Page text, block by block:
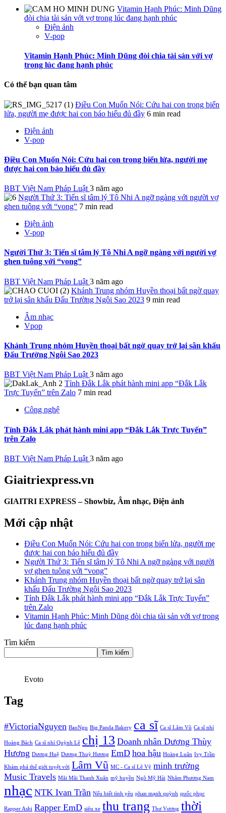
Vitamin Hạnh Phúc: Minh Dũng
đòi chia tài sản với vợ trong lúc đang hạnh phúc
Điện ảnh
V-pop
Vitamin Hạnh Phúc: Minh Dũng đòi chia tài sản với vợ
trong lúc đang hạnh phúc
Có thể bạn quan tâm
Điều Con Muốn Nói: Cứu hai con trong biển
lửa, người mẹ được hai con báo hiếu đủ đầy 6 min read
Điện ảnh
V-pop
Điều Con Muốn Nói: Cứu hai con trong biển lửa, người mẹ
được hai con báo hiếu đủ đầy
BBT Việt Nam Pháp Luật 3 năm ago
Người Thứ 3: Tiến sĩ tâm lý Tô Nhi A ngỡ ngàng với người vợ
ghen tuông với “vong” 7 min read
Điện ảnh
V-pop
Người Thứ 3: Tiến sĩ tâm lý Tô Nhi A ngỡ ngàng với người vợ
ghen tuông với “vong”
BBT Việt Nam Pháp Luật 3 năm ago
Khánh Trung nhóm Huyền thoại bất ngờ quay
trở lại sân khấu Đấu Trường Ngôi Sao 2023 9 min read
Âm nhạc
Vpop
Khánh Trung nhóm Huyền thoại bất ngờ quay trở lại sân khấu
Đấu Trường Ngôi Sao 2023
BBT Việt Nam Pháp Luật 3 năm ago
Tỉnh Đắk Lắk phát hành mini app “Đắk Lắk
Trực Tuyến” trên Zalo 7 min read
Công nghệ
Tỉnh Đắk Lắk phát hành mini app “Đắk Lắk Trực Tuyến”
trên Zalo
BBT Việt Nam Pháp Luật 3 năm ago
Giaitriexpress.vn
GIAITRI EXPRESS – Showbiz, Âm nhạc, Điện ảnh
Mới cập nhật
Điều Con Muốn Nói: Cứu hai con trong biển lửa, người mẹ
được hai con báo hiếu đủ đầy
Người Thứ 3: Tiến sĩ tâm lý Tô Nhi A ngỡ ngàng với người
vợ ghen tuông với “vong”
Khánh Trung nhóm Huyền thoại bất ngờ quay trở lại sân
khấu Đấu Trường Ngôi Sao 2023
Tỉnh Đắk Lắk phát hành mini app “Đắk Lắk Trực Tuyến”
trên Zalo
Vitamin Hạnh Phúc: Minh Dũng đòi chia tài sản với vợ trong
lúc đang hạnh phúc
Tìm kiếm
Tìm kiếm
Evoto
Tag
#VictoriaNguyen BaoNgu Big Panda Bakery ca sĩ Ca sĩ Lâm Vũ Ca sĩ nhí
Hoàng Bách Ca sĩ nhí Quỳnh Lê chị 13 Doanh nhân Dương Thùy
Hương Dương Huệ Dương Thuỳ Hương EmD hoa hậu Hoàng Luân Ivy Trần
Khám phá thế giới tuyệt vời Lâm Vũ MC - Ca sĩ Lê Vỹ minh trường
Music Travels Mãi Mãi Thanh Xuân mỹ huyền Ngô Mỹ Hải Nhâm Phương Nam
nhạc NTK Ivan Trần Nếu biết tình yêu phan mạnh quỳnh quốc phục
Rapper Ashi Rapper EmD siêu xe thu trang Thư Vương thời